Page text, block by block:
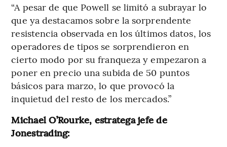
“A pesar de que Powell se limitó a subrayar lo
que ya destacamos sobre la sorprendente
resistencia observada en los últimos datos, los
operadores de tipos se sorprendieron en
cierto modo por su franqueza y empezaron a
poner en precio una subida de 50 puntos
básicos para marzo, lo que provocó la
inquietud del resto de los mercados.”
Michael O’Rourke, estratega jefe de
Jonestrading: